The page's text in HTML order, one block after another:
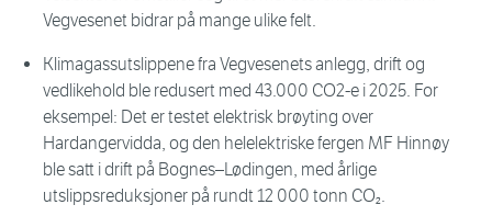
Vegvesenet bidrar på mange ulike felt.
Klimagassutslippene fra Vegvesenets anlegg, drift og
vedlikehold ble redusert med 43.000 CO2-e i 2025. For
eksempel: Det er testet elektrisk brøyting over
Hardangervidda, og den helelektriske fergen MF Hinnøy
ble satt i drift på Bognes–Lødingen, med årlige
utslippsreduksjoner på rundt 12 000 tonn CO₂.